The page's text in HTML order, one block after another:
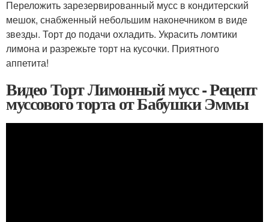
Переложить зарезервированный мусс в кондитерский
мешок, снабженный небольшим наконечником в виде
звезды. Торт до подачи охладить. Украсить ломтики
лимона и разрежьте торт на кусочки. Приятного
аппетита!
Видео Торт Лимонный мусс - Рецепт
муссового торта от Бабушки Эммы